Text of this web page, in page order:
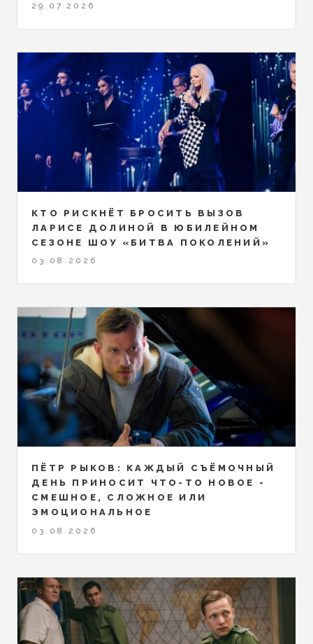
29.07.2026
КТО РИСКНЁТ БРОСИТЬ ВЫЗОВ
ЛАРИСЕ ДОЛИНОЙ В ЮБИЛЕЙНОМ
СЕЗОНЕ ШОУ «БИТВА ПОКОЛЕНИЙ»
03.08.2026
ПЁТР РЫКОВ: КАЖДЫЙ СЪЁМОЧНЫЙ
ДЕНЬ ПРИНОСИТ ЧТО-ТО НОВОЕ -
СМЕШНОЕ, СЛОЖНОЕ ИЛИ
ЭМОЦИОНАЛЬНОЕ
03.08.2026